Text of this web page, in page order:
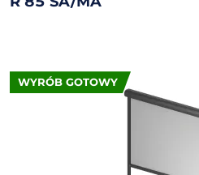
WYRÓB GOTOWY